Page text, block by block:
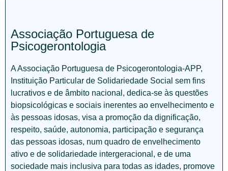
Associação Portuguesa de
Psicogerontologia
A Associação Portuguesa de Psicogerontologia-APP,
Instituição Particular de Solidariedade Social sem fins
lucrativos e de âmbito nacional, dedica-se às questões
biopsicológicas e sociais inerentes ao envelhecimento e
às pessoas idosas, visa a promoção da dignificação,
respeito, saúde, autonomia, participação e segurança
das pessoas idosas, num quadro de envelhecimento
ativo e de solidariedade intergeracional, e de uma
sociedade mais inclusiva para todas as idades, promove